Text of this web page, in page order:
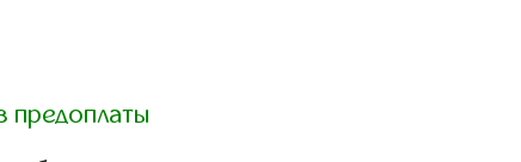
предоплаты